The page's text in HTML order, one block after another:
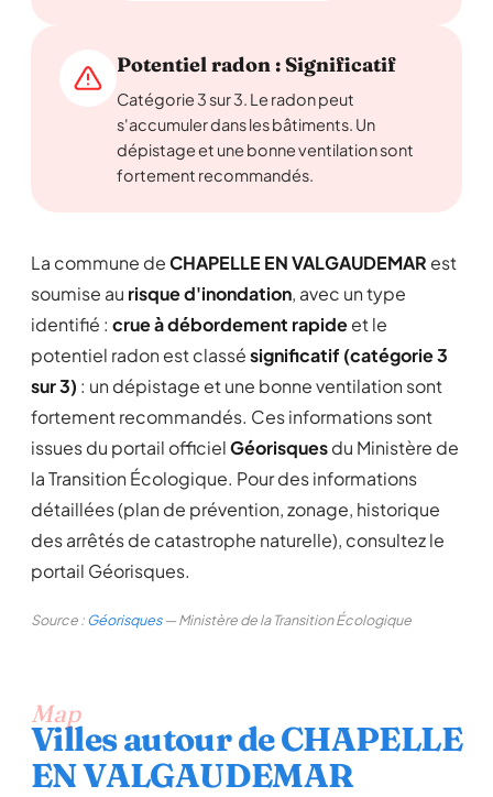
Potentiel radon : Significatif
Catégorie 3 sur 3. Le radon peut
s'accumuler dans les bâtiments. Un
dépistage et une bonne ventilation sont
fortement recommandés.
La commune deCHAPELLE EN VALGAUDEMAR est
soumise au risque d'inondation, avec un type
identifié : crue à débordement rapideet le
potentiel radon est classésignificatif (catégorie 3
sur 3) : un dépistage et une bonne ventilation sont
fortement recommandés. Ces informations sont
issues du portail officielGéorisquesdu Ministère de
la Transition Écologique. Pour des informations
détaillées (plan de prévention, zonage, historique
des arrêtés de catastrophe naturelle), consultez le
portail Géorisques.
Source :Géorisques— Ministère de la Transition Écologique
Map
Villes autour de CHAPELLE
EN VALGAUDEMAR